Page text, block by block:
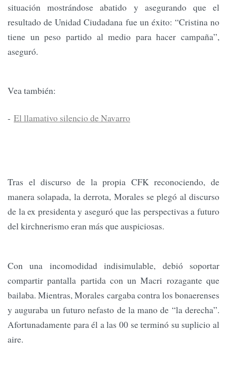
situación mostrándose abatido y asegurando que el
resultado de Unidad Ciudadana fue un éxito: “Cristina no
tiene un peso partido al medio para hacer campaña”,
aseguró.
Vea también:
- El llamativo silencio de Navarro
Tras el discurso de la propia CFK reconociendo, de
manera solapada, la derrota, Morales se plegó al discurso
de la ex presidenta y aseguró que las perspectivas a futuro
del kirchnerismo eran más que auspiciosas.
Con una incomodidad indisimulable, debió soportar
compartir pantalla partida con un Macri rozagante que
bailaba. Mientras, Morales cargaba contra los bonaerenses
y auguraba un futuro nefasto de la mano de “la derecha”.
Afortunadamente para él a las 00 se terminó su suplicio al
aire.